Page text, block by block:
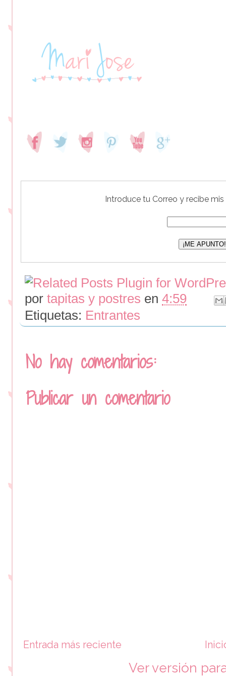
Introduce tu Correo y recibe
por tapitas y postres en 4:59
Etiquetas: Entrantes
No hay comentarios:
Publicar un comentario
Entrada más reciente
Ver versión